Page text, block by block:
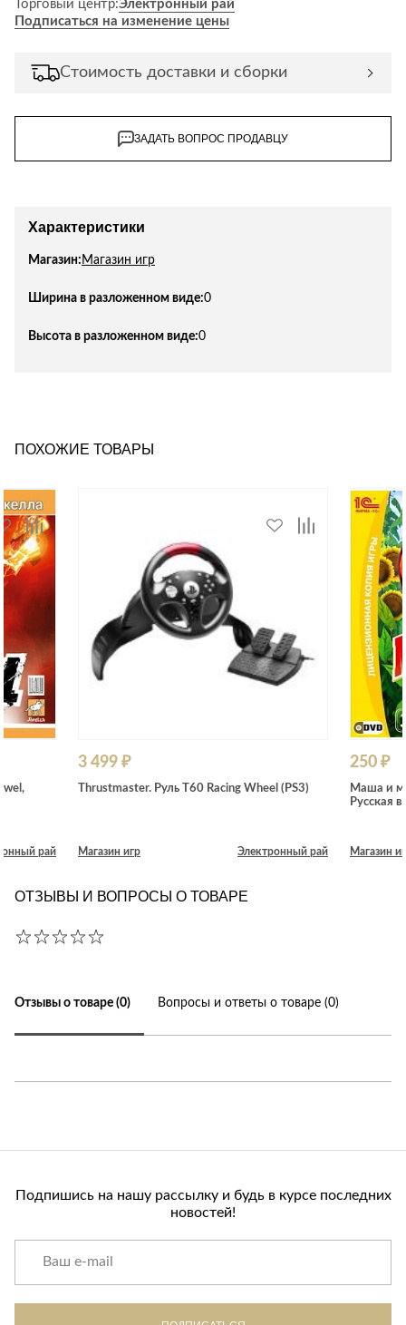
сна
Матрасы Обои
Торговый центр:Электронный рай
Подписаться на изменение цены
Стоимость доставки и сборки
ЗАДАТЬ ВОПРОС ПРОДАВЦУ
Характеристики
Магазин: Магазин игр
Ширина в разложенном виде:0
Высота в разложенном виде:0
ПОХОЖИЕ ТОВАРЫ
рай
3 499 ₽
Thrustmaster. Руль T60 Racing Wheel (PS3)
Магазин игр Электронный рай
250 ₽
Маша и
Русская
Магазин
ОТЗЫВЫ И ВОПРОСЫ О ТОВАРЕ
Отзывы о товаре (0) Вопросы и ответы о товаре (0)
Подпишись на нашу рассылку и будь в курсе последних
новостей!